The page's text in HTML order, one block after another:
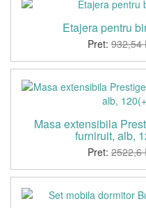
Etajera pentru
Pret: 932,54
Masa extensibila
furniruit, alb,
Pret: 2522,6